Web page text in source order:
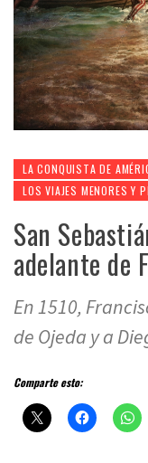
LA CONQUISTA DE
LOS VIAJES MENORES Y
San
adelante de
En 1510,
de Ojeda y a
Comparte esto: